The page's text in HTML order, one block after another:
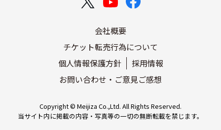
会社概要
チケット転売行為について
個人情報保護方針
採用情報
お問い合わせ・ご意見ご感想
Copyright © Meijiza Co.,Ltd. All Rights Reserved.
当サイト内に掲載の内容・写真等の一切の無断転載を禁じます。